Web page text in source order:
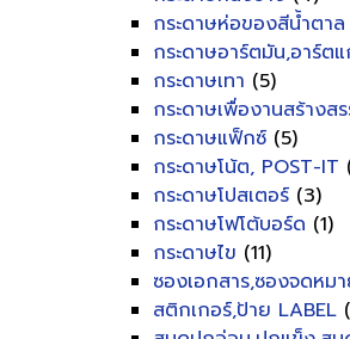
กระดาษห่อของสีน้ำตาล
กระดาษอาร์ตมัน,อาร์ต
กระดาษเทา (5)
กระดาษเพื่องานสร้างส
กระดาษแฟ็กซ์ (5)
กระดาษโน้ต, POST-IT
กระดาษโปสเตอร์ (3)
กระดาษโฟโต้บอร์ด (1)
กระดาษไข (11)
ซองเอกสาร,ซองจดหม
สติกเกอร์,ป้าย LABEL